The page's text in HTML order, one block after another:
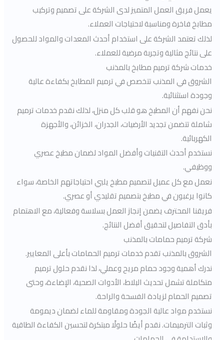
يعمل فريق العمل المتميز لدى الشركة على تصميم وتركيب
مطابخ فاخرة ومناسبة لاحتياجات العملاء.
لذلك تعتمد الشركة على استخدام أحدث المعدات والمواد للحصول
على نتائج مثالية وتجربة مرضية للعملاء.
خدمات شركة ترميم مطابخ بالمذنب
الشروق في المذنب تتخصص في ترميم المطابخ بكفاءة عالية
وجودة استثنائية.
نحن نفهم أن المطبخ هو قلب كل منزل، لذلك نقدم خدمات ترميم
شاملة تتضمن تجديد الأرضيات، الجدران، الخزائن، والأجهزة
الكهربائية.
نستخدم أحدث التقنيات وأفضل المواد لضمان مطبخ عصري
ووظيفي.
نعمل مع كل عميل لتصميم مطبخ يلبي احتياجاتهم الخاصة، سواء
كانوا يرغبون في مطبخ بتصميم تقليدي أو عصري.
فريقنا المحترف يضمن إنجاز العمل بسلاسة وفعالية، مع الاهتمام
بأدق التفاصيل لتحقيق أفضل النتائج.
شركة ترميم حمامات بالمذنب
الشروق بالمذنب تقدم خدمات ترميم الحمامات بأعلى المعايير.
ندرك أهمية وجود حمام مريح وعملي، لذا نقدم حلول ترميم
متكاملة تشمل تحديث البلاط، الأدوات الصحية، الإضاءة، وحتى
تصميم الحمام لزيادة الفسحة والراحة.
نستخدم مواد عالية الجودة ومقاومة للماء لضمان ديمومة
وثبات الترميمات. نقدم أيضًا حلولًا مبتكرة لتحسين الكفاءة الطاقية